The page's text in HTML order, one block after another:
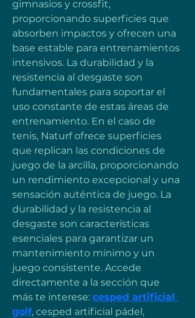
gimnasios y crossfit,
proporcionando superficies que
absorben impactos y ofrecen una
base estable para entrenamientos
intensivos. La durabilidad y la
resistencia al desgaste son
fundamentales para soportar el
uso constante de estas áreas de
entrenamiento. En el caso de
tenis, Naturf ofrece superficies
que replican las condiciones de
juego de la arcilla, proporcionando
un rendimiento excepcional y una
sensación auténtica de juego. La
durabilidad y la resistencia al
desgaste son características
esenciales para garantizar un
mantenimiento mínimo y un
juego consistente. Accede
directamente a la sección que
más te interese: cesped artificial
golf, cesped artificial pádel,